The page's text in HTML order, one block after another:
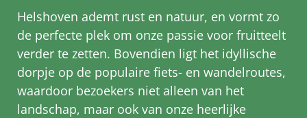
Helshoven ademt rust en natuur, en vormt zo
de perfecte plek om onze passie voor fruitteelt
verder te zetten. Bovendien ligt het idyllische
dorpje op de populaire fiets- en wandelroutes,
waardoor bezoekers niet alleen van het
landschap, maar ook van onze heerlijke